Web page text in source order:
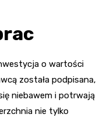
o wartości
została podpisana,
niebawem i potrwają
nie tylko